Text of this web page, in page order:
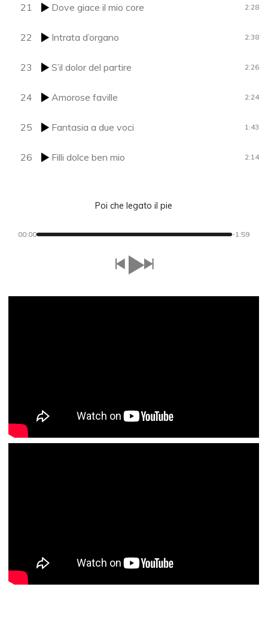
21 Dove giace il mio core 2:28
22 Intrata d’organo 2:38
23 S’il dolor del partire 2:26
24 Amorose faville 2:24
25 Fantasia a due voci 1:43
26 Filli dolce ben mio 2:14
Poi che legato il pie
00:00 -1:59